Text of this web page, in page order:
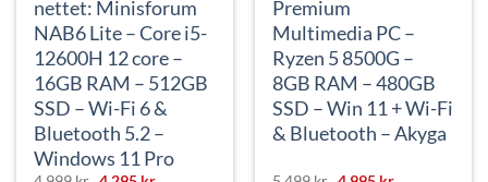
nettet: Minisforum
NAB6 Lite – Core i5-
12600H 12 core –
16GB RAM – 512GB
SSD – Wi-Fi 6 &
Bluetooth 5.2 –
Windows 11 Pro
Premium
Multimedia PC –
Ryzen 5 8500G –
8GB RAM – 480GB
SSD – Win 11 + Wi-Fi
& Bluetooth – Akyga